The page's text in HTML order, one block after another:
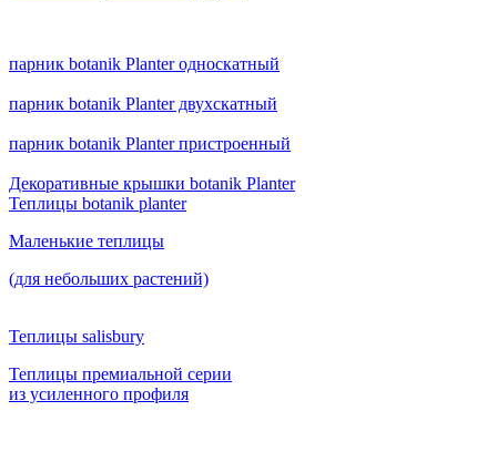
парник botanik Planter односкатный
парник botanik Planter двухскатный
парник botanik Planter пристроенный
Декоративные крышки botanik Planter
Теплицы botanik planter
Маленькие теплицы
(для небольших растений)
Теплицы salisbury
Теплицы премиальной серии
из усиленного профиля